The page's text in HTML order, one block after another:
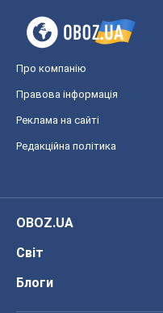
Про компанію
Правова інформація
Реклама на сайті
Редакційна політика
OBOZ.UA
Світ
Блоги